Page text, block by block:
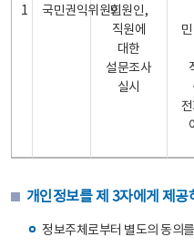
1 국민권익위원회민원인,
직원에
대한
설문조사
실시
개인정보를 제 3자에게 제공
정보주체로부터 별도의 동의